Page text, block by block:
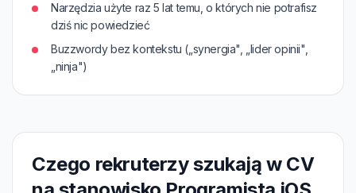
Narzędzia użyte raz 5 lat temu, o których nie potrafisz
dziś nic powiedzieć
Buzzwordy bez kontekstu („synergia", „lider opinii",
„ninja")
Czego rekruterzy szukają w CV